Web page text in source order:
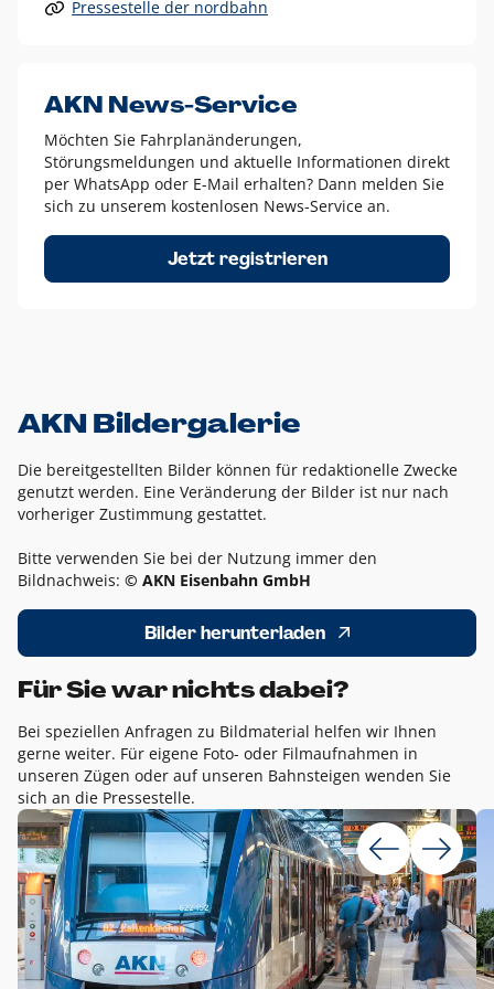
Alle anderen Logo-Varianten dürfen nur in Ausnahmefällen
Diese Ausnahmen sind zum Beispiel:
dem AKN Blau,
weißes Logo auf Fotohintergründen,
schwarzes Logo für reine Schwarz-Weiß-Umsetzungen
Um das Logo herum muss ein Schutzraum von jeweils einer
Höhe bzw. Breite des N aus AKN in alle Richtungen
Pressestelle der nordbahn
AKN News-Service
Möchten Sie Fahrplanänderungen,
Störungsmeldungen und aktuelle Informationen direkt
per WhatsApp oder E-Mail erhalten? Dann melden Sie
sich zu unserem kostenlosen News-Service an.
Jetzt registrieren
AKN Bildergalerie
Die bereitgestellten Bilder können für redaktionelle Zwecke
genutzt werden. Eine Veränderung der Bilder ist nur nach
vorheriger Zustimmung gestattet.
Bitte verwenden Sie bei der Nutzung immer den
Bildnachweis: © AKN Eisenbahn GmbH
Bilder herunterladen
Für Sie war nichts dabei?
Bei speziellen Anfragen zu Bildmaterial helfen wir Ihnen
gerne weiter. Für eigene Foto- oder Filmaufnahmen in
unseren Zügen oder auf unseren Bahnsteigen wenden Sie
sich an die Pressestelle.